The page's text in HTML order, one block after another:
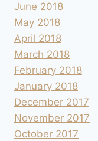
June 2018
May 2018
April 2018
March 2018
February 2018
January 2018
December 2017
November 2017
October 2017